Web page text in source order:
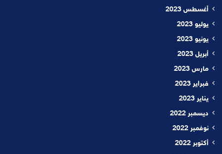
أغسطس 2023
يوليو 2023
يونيو 2023
أبريل 2023
مارس 2023
فبراير 2023
يناير 2023
ديسمبر 2022
نوفمبر 2022
أكتوبر 2022